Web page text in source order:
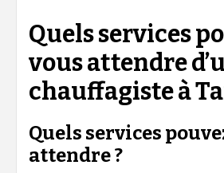
Quels services
vous attendre
chauffagiste à
Quels services
attendre ?